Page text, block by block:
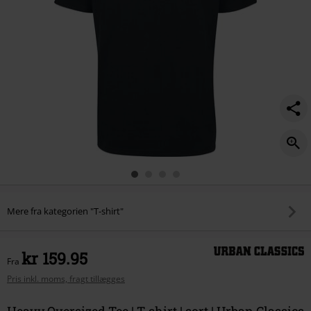
Mere fra kategorien "T-shirt"
Fra kr 159.95
Pris inkl. moms, fragt tillægges